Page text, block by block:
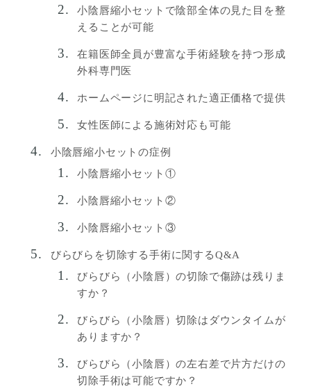
小陰唇縮小セットで陰部全体の見た目を整
えることが可能
在籍医師全員が豊富な手術経験を持つ形成
外科専門医
ホームページに明記された適正価格で提供
女性医師による施術対応も可能
小陰唇縮小セットの症例
小陰唇縮小セット①
小陰唇縮小セット②
小陰唇縮小セット③
びらびらを切除する手術に関するQ&A
びらびら（小陰唇）の切除で傷跡は残りま
すか？
びらびら（小陰唇）切除はダウンタイムが
ありますか？
びらびら（小陰唇）の左右差で片方だけの
切除手術は可能ですか？